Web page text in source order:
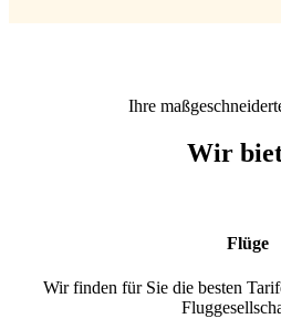
Ihre
Wir
Flüge
Wir finden für Sie die besten